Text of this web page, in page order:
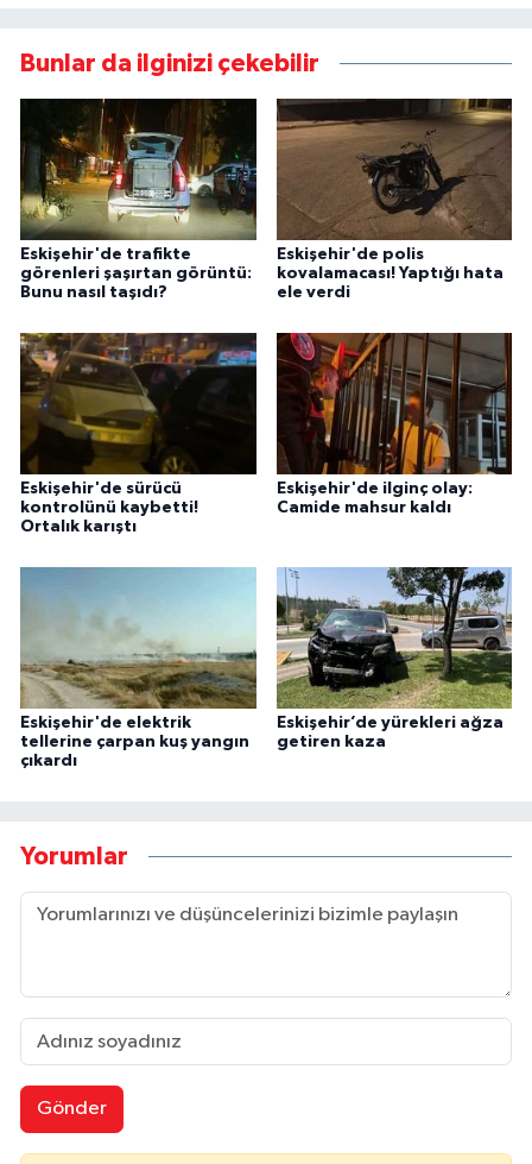
Bunlar da ilginizi çekebilir
Eskişehir'de trafikte
görenleri şaşırtan görüntü:
Bunu nasıl taşıdı?
Eskişehir'de polis
kovalamacası! Yaptığı hata
ele verdi
Eskişehir'de sürücü
kontrolünü kaybetti!
Ortalık karıştı
Eskişehir'de ilginç olay:
Camide mahsur kaldı
Eskişehir'de elektrik
tellerine çarpan kuş yangın
çıkardı
Eskişehir’de yürekleri ağza
getiren kaza
Yorumlar
Gönder